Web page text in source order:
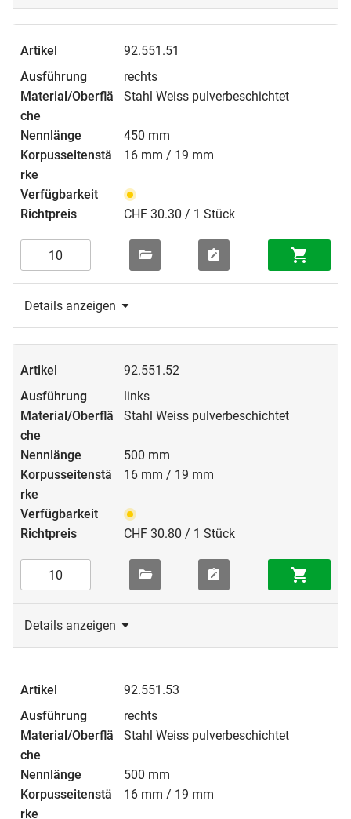
92.551.51
rechts
Stahl Weiss pulverbeschichtet
450 mm
16 mm / 19 mm
CHF 30.30 / 1 Stück
Details anzeigen
92.551.52
links
Stahl Weiss pulverbeschichtet
500 mm
16 mm / 19 mm
CHF 30.80 / 1 Stück
Details anzeigen
92.551.53
rechts
Stahl Weiss pulverbeschichtet
500 mm
16 mm / 19 mm